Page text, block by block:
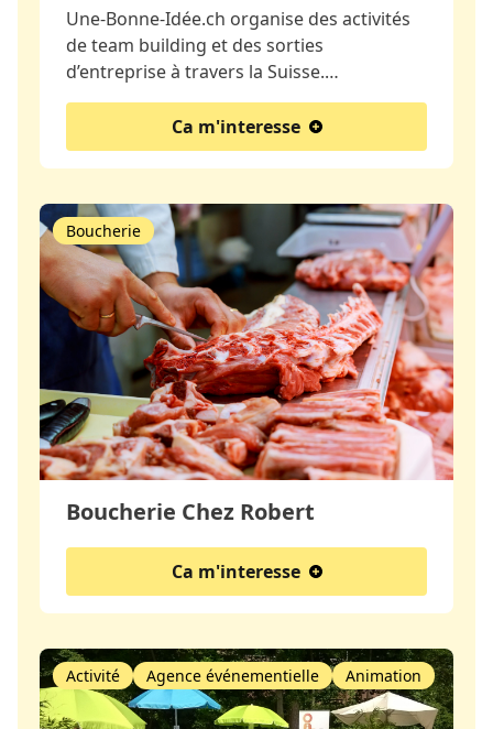
Une-Bonne-Idée.ch organise des activités
de team building et des sorties
d’entreprise à travers la Suisse.…
Ca m'interesse
Boucherie Chez Robert
Boucherie
Ca m'interesse
Activité Agence événementielle Animation